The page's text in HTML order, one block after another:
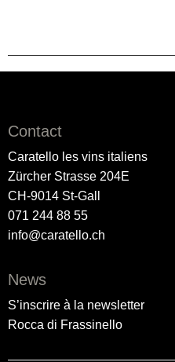
Contact
Caratello les vins italiens
Zürcher Strasse 204E
CH-9014 St-Gall
071 244 88 55
info@caratello.ch
News
S’inscrire à la newsletter
Rocca di Frassinello